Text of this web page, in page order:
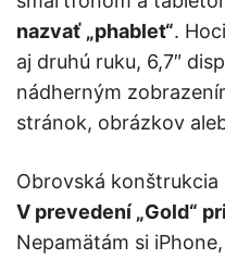
nazvať „phablet“.
aj druhú ruku, 6,7″
nádherným
stránok, obrázkov
Obrovská
V prevedení „Gold“
Nepamätám si